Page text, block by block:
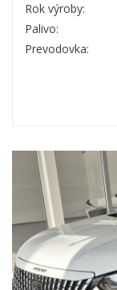
Rok výroby:
Palivo:
Prevodovka: